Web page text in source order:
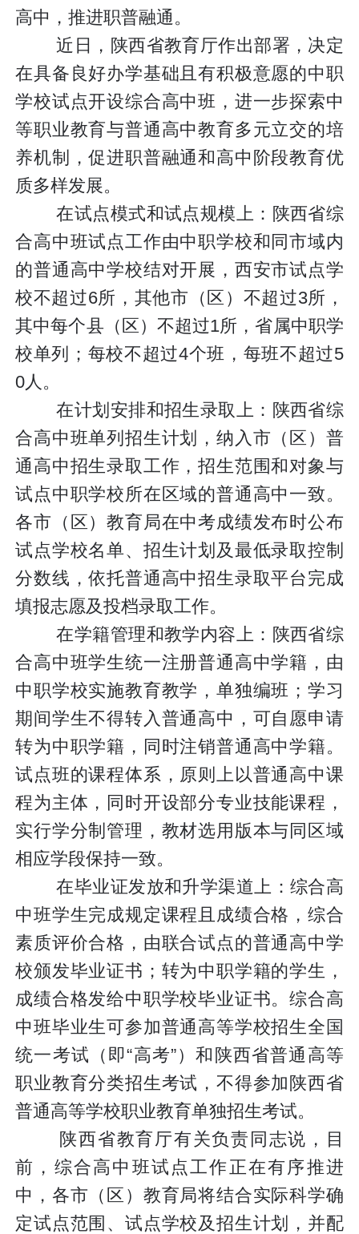
高中，推进职普融通。
近日，陕西省教育厅作出部署，决定
在具备良好办学基础且有积极意愿的中职
学校试点开设综合高中班，进一步探索中
等职业教育与普通高中教育多元立交的培
养机制，促进职普融通和高中阶段教育优
质多样发展。
在试点模式和试点规模上：陕西省综
合高中班试点工作由中职学校和同市域内
的普通高中学校结对开展，西安市试点学
校不超过6所，其他市（区）不超过3所，
其中每个县（区）不超过1所，省属中职学
校单列；每校不超过4个班，每班不超过5
0人。
在计划安排和招生录取上：陕西省综
合高中班单列招生计划，纳入市（区）普
通高中招生录取工作，招生范围和对象与
试点中职学校所在区域的普通高中一致。
各市（区）教育局在中考成绩发布时公布
试点学校名单、招生计划及最低录取控制
分数线，依托普通高中招生录取平台完成
填报志愿及投档录取工作。
在学籍管理和教学内容上：陕西省综
合高中班学生统一注册普通高中学籍，由
中职学校实施教育教学，单独编班；学习
期间学生不得转入普通高中，可自愿申请
转为中职学籍，同时注销普通高中学籍。
试点班的课程体系，原则上以普通高中课
程为主体，同时开设部分专业技能课程，
实行学分制管理，教材选用版本与同区域
相应学段保持一致。
在毕业证发放和升学渠道上：综合高
中班学生完成规定课程且成绩合格，综合
素质评价合格，由联合试点的普通高中学
校颁发毕业证书；转为中职学籍的学生，
成绩合格发给中职学校毕业证书。综合高
中班毕业生可参加普通高等学校招生全国
统一考试（即“高考”）和陕西省普通高等
职业教育分类招生考试，不得参加陕西省
普通高等学校职业教育单独招生考试。
陕西省教育厅有关负责同志说，目
前，综合高中班试点工作正在有序推进
中，各市（区）教育局将结合实际科学确
定试点范围、试点学校及招生计划，并配